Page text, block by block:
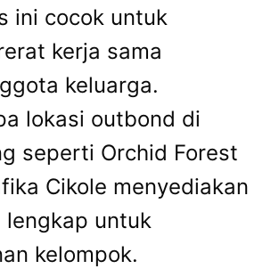
ini cocok untuk
kerja sama
keluarga.
lokasi outbond di
seperti Orchid Forest
Cikole menyediakan
untuk
kelompok.